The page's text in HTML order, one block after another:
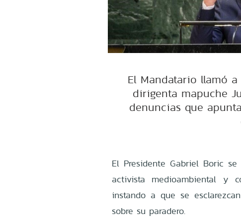
El Mandatario llamó
dirigenta mapuche
denuncias que
El Presidente Gabriel Boric
activista medioambiental y
instando a que se
sobre su paradero.